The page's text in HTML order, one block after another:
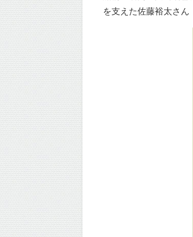
を支えた佐藤裕太さん